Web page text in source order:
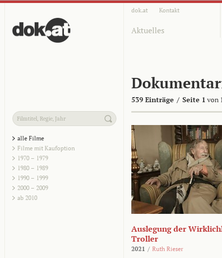
dok.at Kontakt
Aktuelles
539 Einträge / Seite 1 von
alle Filme
Filme mit Kaufoption
1970 – 1979
1980 – 1989
1990 – 1999
2000 – 2009
ab 2010
Auslegung der
Troller
2021 / Ruth Rieser